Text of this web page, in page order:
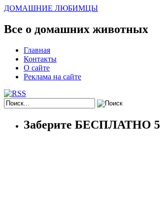
ДОМАШНИЕ ЛЮБИМЦЫ
Все о домашних животных
Главная
Контакты
О сайте
Реклама на сайте
Заберите БЕСПЛАТНО 5